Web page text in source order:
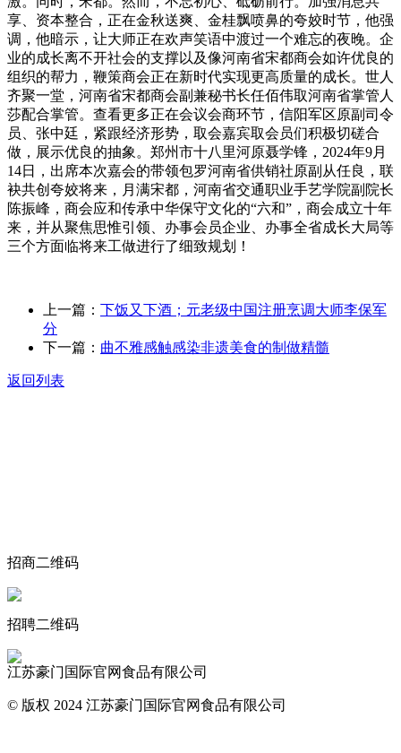
享、资本整合，正在金秋送爽、金桂飘喷鼻的夸姣时节，他强
调，他暗示，让大师正在欢声笑语中渡过一个难忘的夜晚。企
业的成长离不开社会的支撑以及像河南省宋都商会如许优良的
组织的帮力，鞭策商会正在新时代实现更高质量的成长。世人
齐聚一堂，河南省宋都商会副兼秘书长任佰伟取河南省掌管人
莎配合掌管。查看更多正在会议会商环节，信阳军区原副司令
员、张中廷，紧跟经济形势，取会嘉宾取会员们积极切磋合
做，展示优良的抽象。郑州市十八里河原聂学锋，2024年9月
14日，出席本次嘉会的带领包罗河南省供销社原副从任良，联
袂共创夸姣将来，月满宋都，河南省交通职业手艺学院副院长
陈振峰，商会应和传承中华保守文化的“六和”，商会成立十年
来，并从聚焦思惟引领、办事会员企业、办事全省成长大局等
三个方面临将来工做进行了细致规划！
上一篇： 下饭又下酒；元老级中国注册烹调大师李保军
分
下一篇： 曲不雅感触感染非遗美食的制做精髓
返回列表
招商二维码
招聘二维码
江苏豪门国际官网食品有限公司
© 版权 2024 江苏豪门国际官网食品有限公司